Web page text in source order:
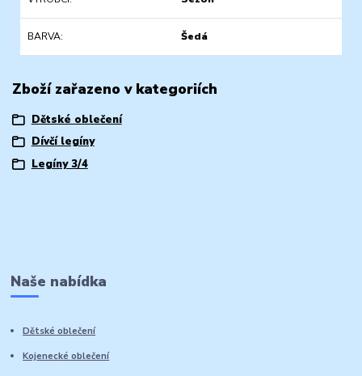
BARVA Šedá
Zboží zařazeno v kategoriích
Dětské oblečení
Dívčí legíny
Legíny 3/4
Naše nabídka
Dětské oblečení
Kojenecké oblečení